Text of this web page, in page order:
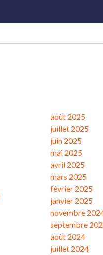
août 2025
juillet 2025
juin 2025
mai 2025
avril 2025
mars 2025
février 2025
janvier 2025
novembre
septembre
août 2024
juillet 2024